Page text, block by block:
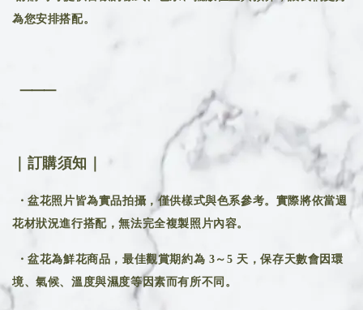
為您安排搭配。
⸻
｜訂購須知｜
・盆花照片皆為實品拍攝，僅供樣式與色系參考。實際將依當週
花材狀況進行搭配，無法完全複製照片內容。
・盆花為鮮花商品，最佳觀賞期約為 3～5 天，保存天數會因環
境、氣候、溫度與濕度等因素而有所不同。